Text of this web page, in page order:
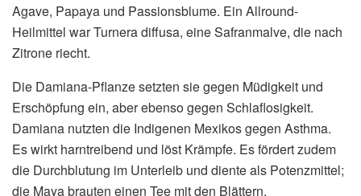
Agave, Papaya und Passionsblume. Ein Allround-
Heilmittel war Turnera diffusa, eine Safranmalve, die nach
Zitrone riecht.
Die Damiana-Pflanze setzten sie gegen Müdigkeit und
Erschöpfung ein, aber ebenso gegen Schlaflosigkeit.
Damiana nutzten die Indigenen Mexikos gegen Asthma.
Es wirkt harntreibend und löst Krämpfe. Es fördert zudem
die Durchblutung im Unterleib und diente als Potenzmittel;
die Maya brauten einen Tee mit den Blättern.